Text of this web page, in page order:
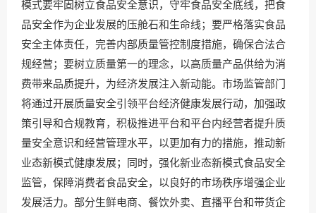
模式要牢固树立食品安全意识，守牢食品安全底线，把食
品安全作为企业发展的压舱石和生命线；要严格落实食品
安全主体责任，完善内部质量管控制度措施，确保合法合
规经营；要树立质量第一的理念，以高质量产品供给为消
费带来品质提升，为经济发展注入新动能。市场监管部门
将通过开展质量安全引领平台经济健康发展行动，加强政
策引导和合规教育，积极推进平台和平台内经营者提升质
量安全意识和经营管理水平，以更加有力的措施，推动新
业态新模式健康发展；同时，强化新业态新模式食品安全
监管，保障消费者食品安全，以良好的市场秩序增强企业
发展活力。部分生鲜电商、餐饮外卖、直播平台和带货企